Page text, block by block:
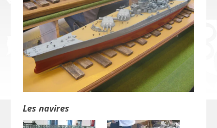
Les navires